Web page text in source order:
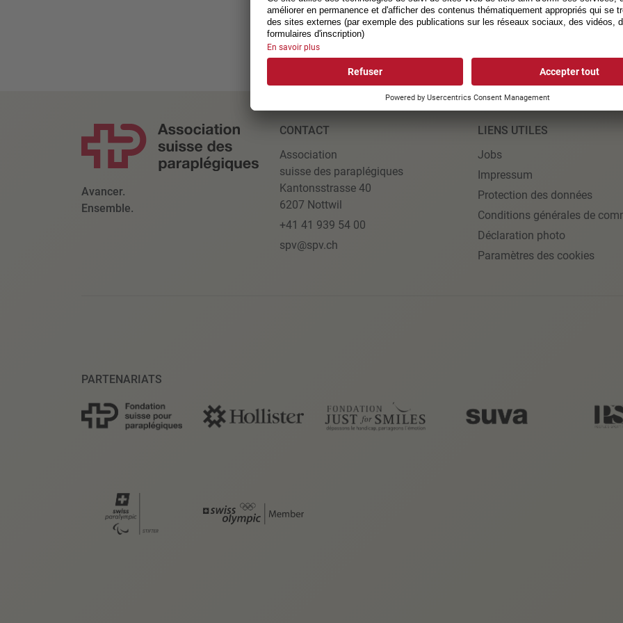
Avancer.
Ensemble.
CONTACT
Association
suisse des paraplégiques
Kantonsstrasse 40
6207 Nottwil
+41 41 939 54 00
spv@spv.ch
LIENS UTILES
Jobs
Impressum
Protection des données
Conditions générales de
Déclaration photo
Paramètres des cookies
PARTENARIATS